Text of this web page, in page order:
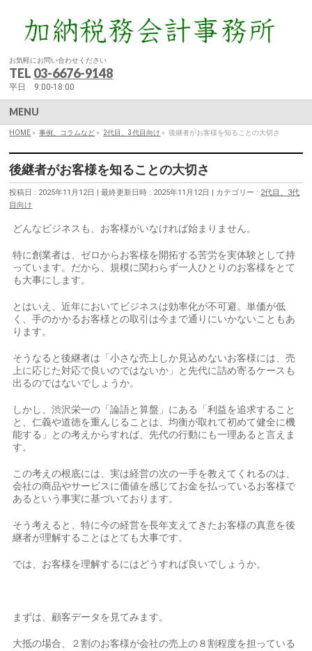
お気軽にお問い合わせください
TEL 03-6676-9148
平日 9:00-18:00
MENU
HOME » 事例、コラムなど » 2代目、3代目向け » 後継者がお客様を知ることの大切さ
後継者がお客様を知ることの大切さ
投稿日 : 2025年11月12日 最終更新日時 : 2025年11月12日 カテゴリー : 2代目、3代
目向け
どんなビジネスも、お客様がいなければ始まりません。
特に創業者は、ゼロからお客様を開拓する苦労を実体験として持
っています。だから、規模に関わらず一人ひとりのお客様をとて
も大事にします。
とはいえ、近年においてビジネスは効率化が不可避。単価が低
く、手のかかるお客様との取引は今まで通りにいかないこともあ
ります。
そうなると後継者は「小さな売上しか見込めないお客様には、売
上に応じた対応で良いのではないか」と先代に詰め寄るケースも
出るのではないでしょうか。
しかし、渋沢栄一の「論語と算盤」にある「利益を追求すること
と、仁義や道徳を重んじることは、均衡が取れて初めて健全に機
能する」との考えからすれば、先代の行動にも一理あると言えま
す。
この考えの根底には、実は経営の次の一手を教えてくれるのは、
会社の商品やサービスに価値を感じてお金を払っているお客様で
あるという事実に基づいております。
そう考えると、特に今の経営を長年支えてきたお客様の真意を後
継者が理解することはとても大事です。
では、お客様を理解するにはどうすれば良いでしょうか。
まずは、顧客データを見てみます。
大抵の場合、２割のお客様が会社の売上の８割程度を担っている